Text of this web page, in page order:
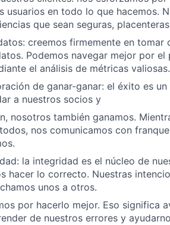
usuarios en todo lo que hacemos.
que sean seguras,
creemos firmemente en tomar
Podemos navegar mejor por el
el análisis de métricas valiosas.
de ganar-ganar: el éxito es
a nuestros socios y
nosotros también ganamos.
nos comunicamos con
la integridad es el núcleo de
hacer lo correcto. Nuestras
unos a otros.
por hacerlo mejor. Eso significa
de nuestros errores y